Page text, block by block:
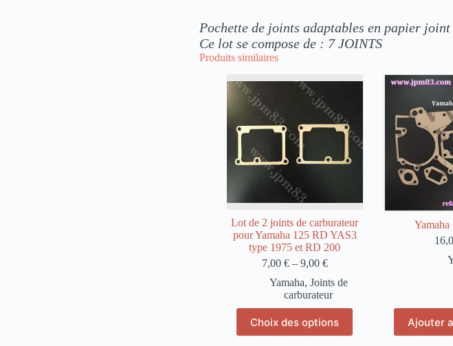
Pochettede joints adaptables en papier
Ce lot se compose de : 7JOINTS
Produits similaires
Lot de 2 joints de carburateur
pour Yamaha 125 RD YAS3
type 1975 et RD 200
7,00 €– 9,00 €
Yamaha, Joints de
carburateur
Choix des options
produit
a
Yamaha
Ajouter